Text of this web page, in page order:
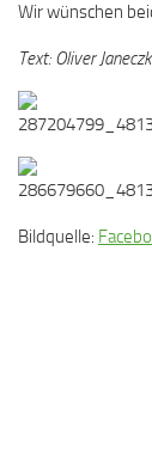
Wir wünschen
Text: Oliver
Bildquelle: